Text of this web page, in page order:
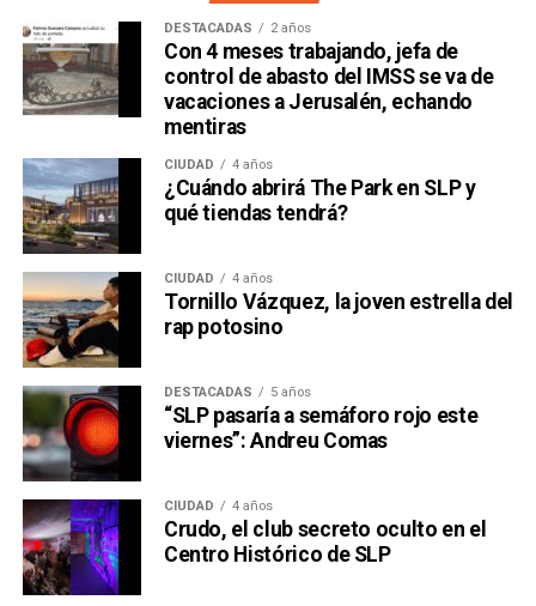
DESTACADAS 2 años
Con 4 meses trabajando, jefa de
control de abasto del IMSS se va de
vacaciones a Jerusalén, echando
mentiras
CIUDAD 4 años
¿Cuándo abrirá The Park en SLP y
qué tiendas tendrá?
CIUDAD 4 años
Tornillo Vázquez, la joven estrella del
rap potosino
DESTACADAS 5 años
“SLP pasaría a semáforo rojo este
viernes”: Andreu Comas
CIUDAD 4 años
Crudo, el club secreto oculto en el
Centro Histórico de SLP